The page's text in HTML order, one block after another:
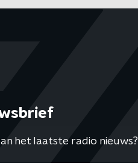
het laatste radio nieuws?